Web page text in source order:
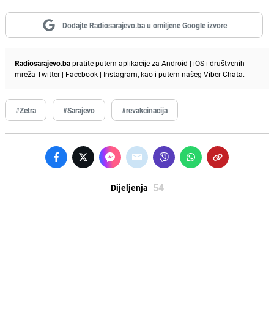
Dodajte Radiosarajevo.ba u omiljene Google izvore
Radiosarajevo.bapratite putem aplikacije za Android | iOS i društvenih
mreža Twitter | Facebook | Instagram, kao i putem našeg ViberChata.
#Zetra #Sarajevo #revakcinacija
Dijeljenja 54